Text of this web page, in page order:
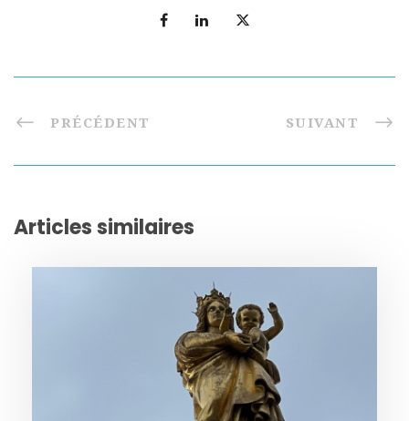
PRÉCÉDENT SUIVANT
Articles similaires